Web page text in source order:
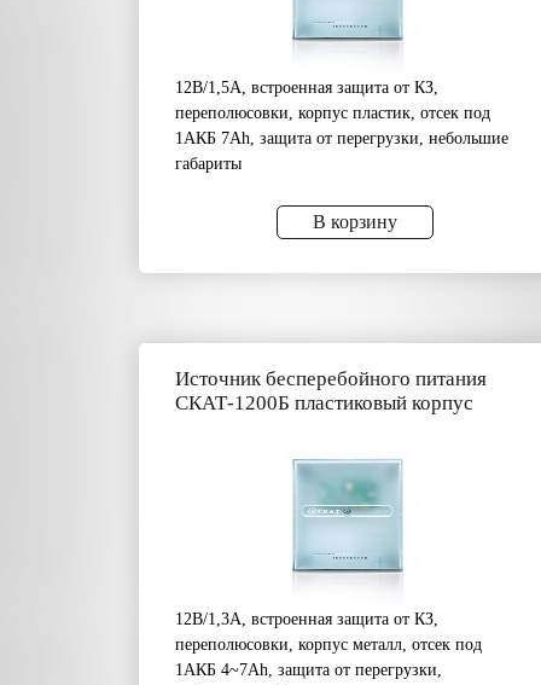
12В/1,5А, встроенная защита от КЗ,
переполюсовки, корпус пластик, отсек под
1АКБ 7Аh, защита от перегрузки, небольшие
габариты
В корзину
Источник бесперебойного питания
СКАТ-1200Б пластиковый корпус
12В/1,3А, встроенная защита от КЗ,
переполюсовки, корпус металл, отсек под
1АКБ 4~7Аh, защита от перегрузки,